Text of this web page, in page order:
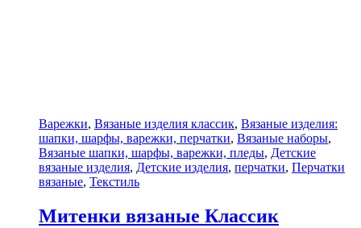
Варежки, Вязаные изделия классик, Вязаные изделия:
шапки, шарфы, варежки, перчатки, Вязаные наборы,
Вязаные шапки, шарфы, варежки, пледы, Детские
вязаные изделия, Детские изделия, перчатки, Перчатки
вязаные, Текстиль
Митенки вязаные Классик